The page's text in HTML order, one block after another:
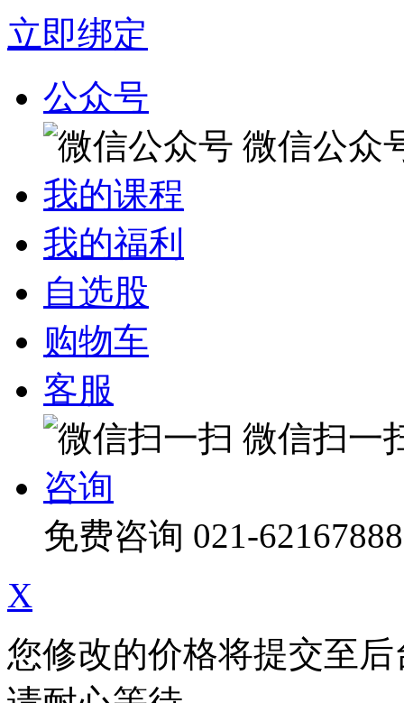
立即绑定
公众号
微信公众
我的课程
我的福利
自选股
购物车
客服
微信扫一
咨询
免费咨询 021-62167888
X
您修改的价格将提交至